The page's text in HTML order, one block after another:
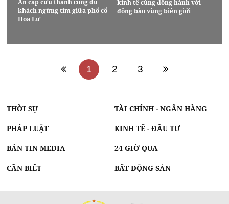
An cấp cứu thành công du
khách ngừng tim giữa phố cổ
Hoa Lư
kinh tế cùng đồng hành với
đồng bào vùng biên giới
1 2 3
THỜI SỰ TÀI CHÍNH - NGÂN HÀNG
PHÁP LUẬT KINH TẾ - ĐẦU TƯ
BẢN TIN MEDIA 24 GIỜ QUA
CẦN BIẾT BẤT ĐỘNG SẢN